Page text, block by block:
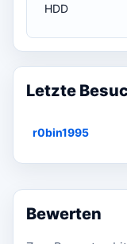
HDD
Letzte
r0bin1995
Bewerten